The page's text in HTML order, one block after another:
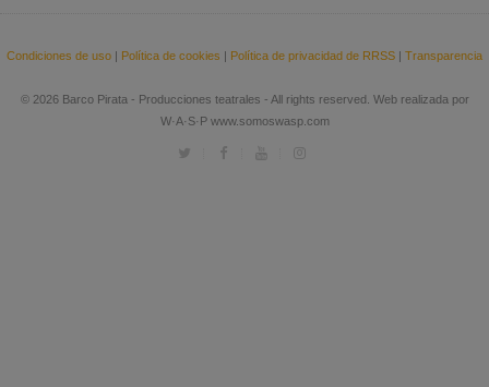
Condiciones de uso Política de cookies Política de privacidad de RRSS Transparencia
© 2026 Barco Pirata - Producciones teatrales - All rights reserved. Web realizada por
W·A·S·P www.somoswasp.com